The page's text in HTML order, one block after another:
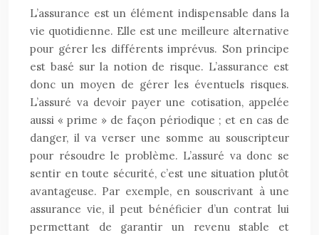
L’assurance est un élément indispensable dans la
vie quotidienne. Elle est une meilleure alternative
pour gérer les différents imprévus. Son principe
est basé sur la notion de risque. L’assurance est
donc un moyen de gérer les éventuels risques.
L’assuré va devoir payer une cotisation, appelée
aussi « prime » de façon périodique ; et en cas de
danger, il va verser une somme au souscripteur
pour résoudre le problème. L’assuré va donc se
sentir en toute sécurité, c’est une situation plutôt
avantageuse. Par exemple, en souscrivant à une
assurance vie, il peut bénéficier d’un contrat lui
permettant de garantir un revenu stable et